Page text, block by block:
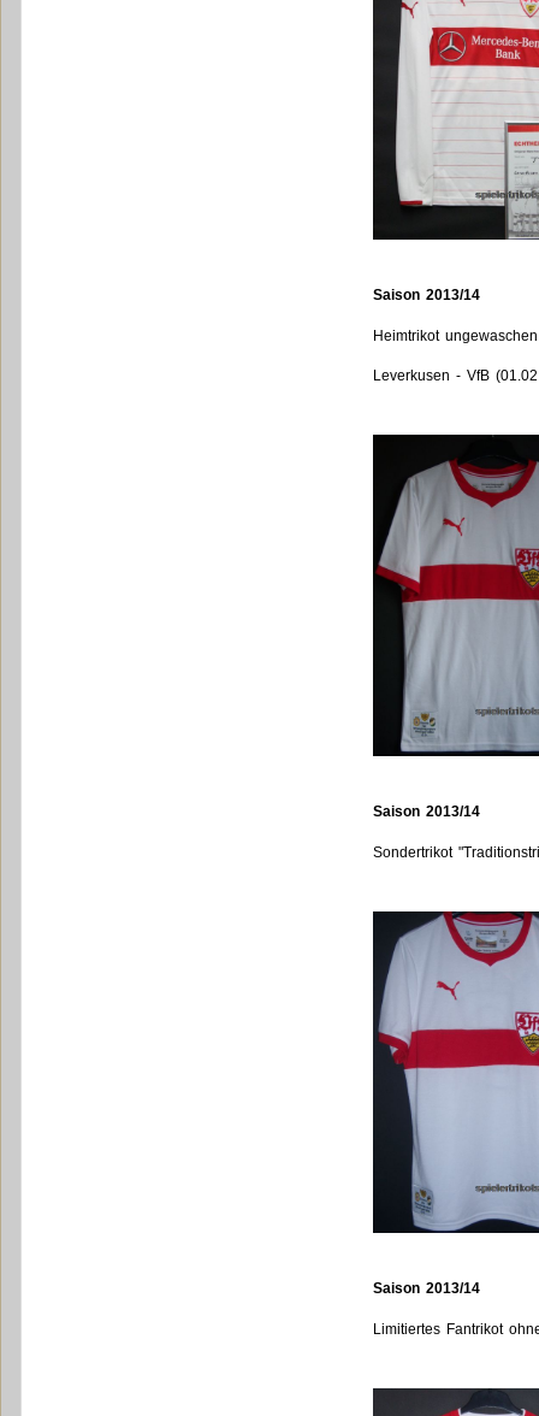
Saison 2013/14
Heimtrikot ungewaschen
Leverkusen - VfB
Saison 2013/14
Sondertrikot
Saison 2013/14
Limitiertes Fantrikot